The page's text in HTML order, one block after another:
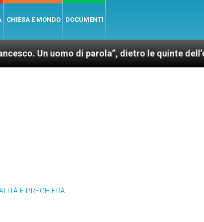
CHIESA E MONDO DOCUMENTI
di parola”, dietro le quinte dell’omonimo
E PREGHIERA